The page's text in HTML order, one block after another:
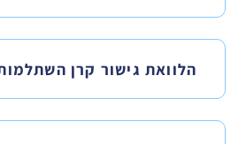
הלוואת גישור קרן